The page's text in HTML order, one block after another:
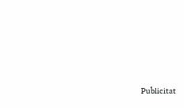
Publicitat